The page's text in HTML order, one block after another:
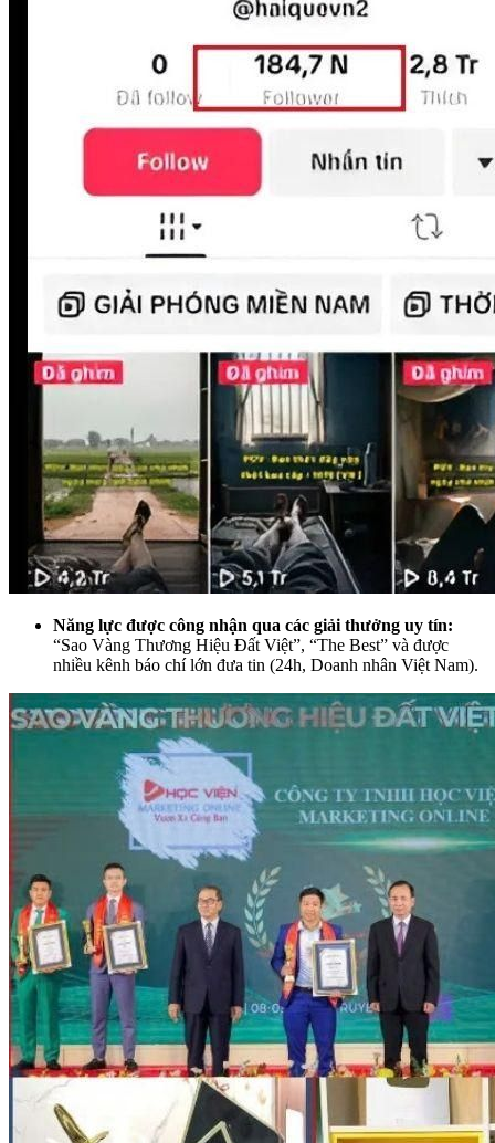
Năng lực được công nhận qua các giải thưởng uy tín:
“Sao Vàng Thương Hiệu Đất Việt”, “The Best” và được
nhiều kênh báo chí lớn đưa tin (24h, Doanh nhân Việt Nam).